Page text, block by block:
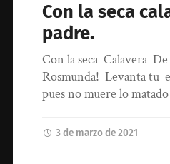
Con la seca
padre.
Con la seca Calavera
Rosmunda! Levanta tu
pues no muere lo
3 de marzo de 2021